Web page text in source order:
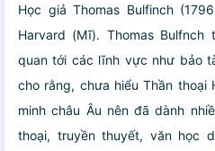
Học giả Thomas Bulfinch
Harvard (Mĩ). Thomas
quan tới các lĩnh vực như bảo
cho rằng, chưa hiểu Thần
minh châu Âu nên đã dành
thoại, truyền thuyết, văn học